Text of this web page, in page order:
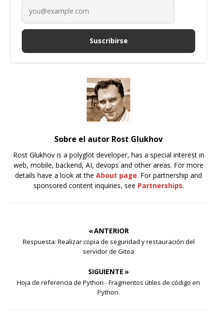
Suscribirse
Sobre el autor Rost Glukhov
Rost Glukhov is a polyglot developer, has a special interest in
web, mobile, backend, AI, devops and other areas. For more
details have a look at the About page. For partnership and
sponsored content inquiries, see Partnerships.
« ANTERIOR
Respuesta: Realizar copia de seguridad y restauración del
servidor de Gitea
SIGUIENTE »
Hoja de referencia de Python - Fragmentos útiles de código en
Python.